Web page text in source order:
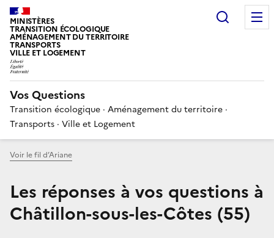
MINISTÈRES
TRANSITION ÉCOLOGIQUE
AMÉNAGEMENT DU TERRITOIRE
TRANSPORTS
VILLE ET LOGEMENT
Vos Questions
Transition écologique · Aménagement du territoire ·
Transports · Ville et Logement
Voir le fil d’Ariane
Les réponses à vos questions à
Châtillon-sous-les-Côtes (55)